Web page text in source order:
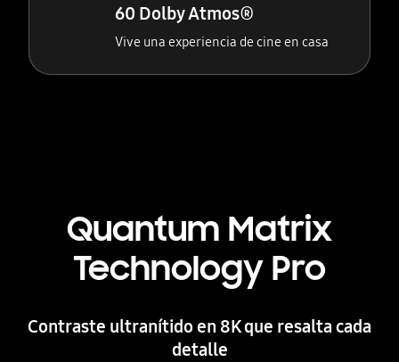
60 Dolby Atmos®
Vive una experiencia de cine en casa
Quantum Matrix
Technology Pro
Contraste ultranítido en 8K que resalta cada
detalle